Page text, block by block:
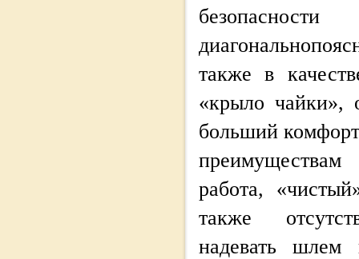
также в
«крыло чайки»,
больший
работа,
также
надевать шлем